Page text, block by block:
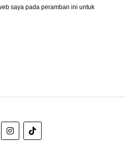
saya pada peramban ini untuk